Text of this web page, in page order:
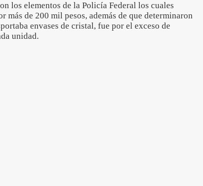
los elementos de la Policía Federal los cuales
más de 200 mil pesos, además de que determinaron
envases de cristal, fue por el exceso de
unidad.